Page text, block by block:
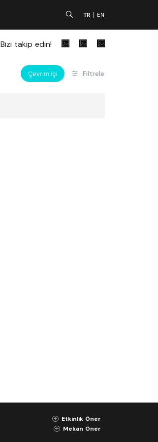
A TR EN
Bizi takip edin!
Çevrim Içi Filtrele
K Etkinlik Öner
K Mekan Öner